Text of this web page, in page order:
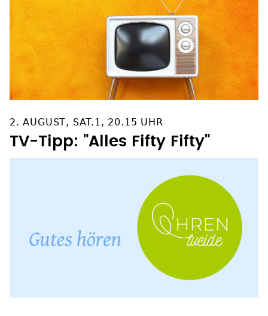
2. AUGUST, SAT.1, 20.15 UHR
TV-Tipp: "Alles Fifty Fifty"